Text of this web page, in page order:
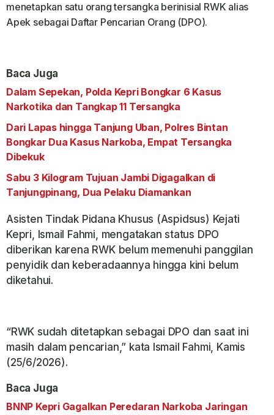
menetapkan satu orang tersangka berinisial RWK alias
Apek sebagai Daftar Pencarian Orang (DPO).
Baca Juga
Dalam Sepekan, Polda Kepri Bongkar 6 Kasus
Narkotika dan Tangkap 11 Tersangka
Dari Lapas hingga Tanjung Uban, Polres Bintan
Bongkar Dua Kasus Narkoba, Empat Tersangka
Dibekuk
Sabu 3 Kilogram Tujuan Jambi Digagalkan di
Tanjungpinang, Dua Pelaku Diamankan
Asisten Tindak Pidana Khusus (Aspidsus) Kejati
Kepri, Ismail Fahmi, mengatakan status DPO
diberikan karena RWK belum memenuhi panggilan
penyidik dan keberadaannya hingga kini belum
diketahui.
“RWK sudah ditetapkan sebagai DPO dan saat ini
masih dalam pencarian,” kata Ismail Fahmi, Kamis
(25/6/2026).
Baca Juga
BNNP Kepri Gagalkan Peredaran Narkoba Jaringan